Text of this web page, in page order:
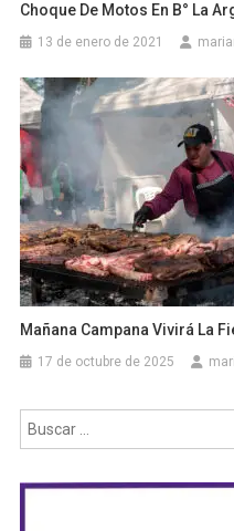
Choque De Motos En B° La
13 de enero de 2021
Mañana Campana Vivirá La
17 de octubre de 2025